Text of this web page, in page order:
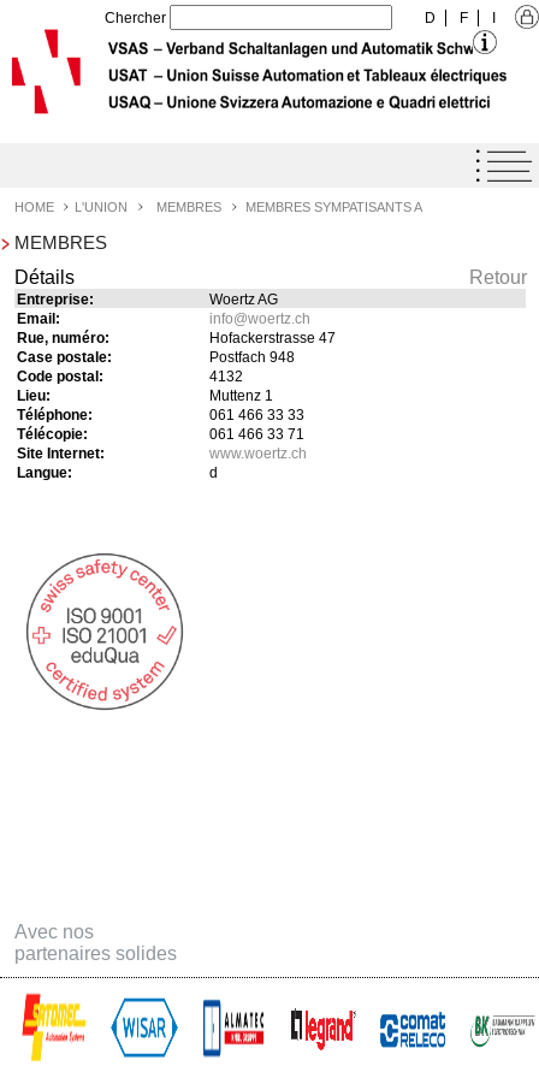
Chercher D F
Agenda
Label de qualité USAT
Prestations
L'Union
Profil de l'Union
Objectifs de l'Union
Organisation
Statuts USAT
Postes ouvertes
Formation
Téléchargements
HOME L'UNION MEMBRES MEMBRES SYMPATISANTS A
MEMBRES
Détails
Retour
Entreprise:
Woertz AG
Email:
info@woertz.ch
Rue, numéro:
Hofackerstrasse 47
Case postale:
Postfach 948
Code postal:
4132
Lieu:
Muttenz 1
Téléphone:
061 466 33 33
Télécopie:
061 466 33 71
Site Internet:
www.woertz.ch
Langue:
d
Avec nos
partenaires solides